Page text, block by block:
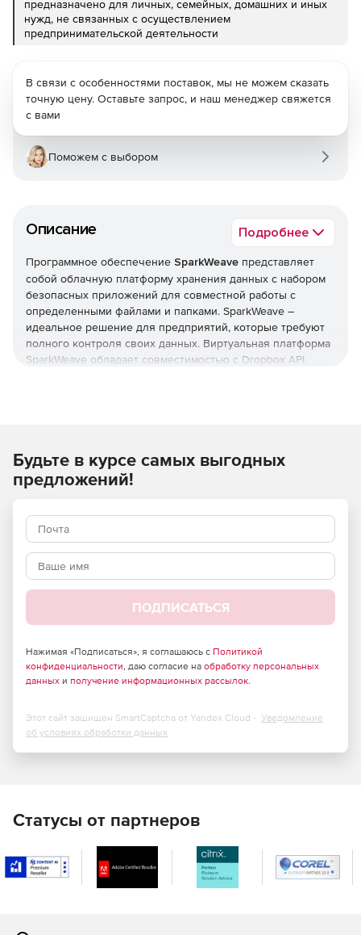
предназначено для личных, семейных, домашних и иных
нужд, не связанных с осуществлением
предпринимательской деятельности
Описание Подробнее
Программное обеспечение SparkWeave представляет
собой облачную платформу хранения данных с набором
безопасных приложений для совместной работы с
определенными файлами и папками. SparkWeave –
идеальное решение для предприятий, которые требуют
полного контроля своих данных. Виртуальная платформа
SparkWeave обладает совместимостью с Dropbox API,
плагин Microsoft Outlook или использовать интуитивный
портал web 2.0 при удаленном доступе. К тому же весь
контент в частном облаке SparkWeave доступен с
Android.
Сфера применения SparkWeave:
Бухгалтерский учет, банковские, юридические и
Архитектура и инженерия.
Федеральные, государственные, местные органы
Основные возможности SparkWeave:
Гибкая и безграничная масштабируемость.
SparkWeave позволяет с легкостью подключать новых
В связи с особенностями поставок, мы не можем сказать
точную цену. Оставьте запрос, и наш менеджер свяжется
с вами
Поможем с выбором
Будьте в курсе самых выгодных
предложений!
ПОДПИСАТЬСЯ
Нажимая «Подписаться», я соглашаюсь с Политикой
конфиденциальности, даю согласие на обработку персональных
данных и получение информационных рассылок.
Этот сайт защищен SmartCaptcha от Yandex Cloud - Уведомление
об условиях обработки данных
Статусы от партнеров